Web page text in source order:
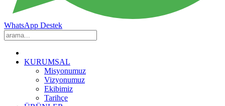
WhatsApp Destek
KURUMSAL
Misyonumuz
Vizyonumuz
Ekibimiz
Tarihçe